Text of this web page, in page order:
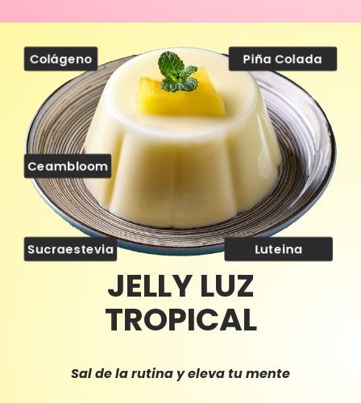
Sucraestevia
Ceambloom
Luteina
Piña Colada
Colágeno
JELLY LUZ
TROPICAL
Sal de la rutina y eleva tu mente